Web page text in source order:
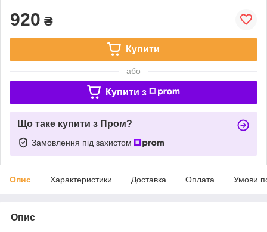
920 ₴
Купити
або
Купити з
Що таке купити з Пром?
Замовлення під захистом
Опис Характеристики Доставка Оплата Умови
Опис